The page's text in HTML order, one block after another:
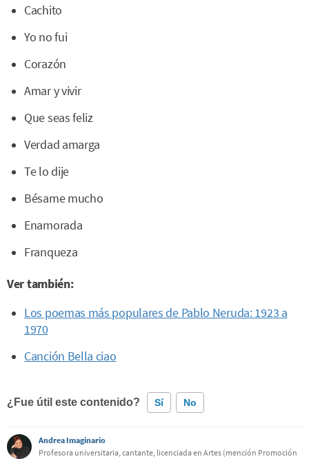
Cachito
Yo no fui
Corazón
Amar y vivir
Que seas feliz
Verdad amarga
Te lo dije
Bésame mucho
Enamorada
Franqueza
Ver también:
Los poemas más populares de Pablo Neruda: 1923 a
1970
Canción Bella ciao
¿Fue útil este contenido? Sí No
Este contenido contiene información incorrecta
Andrea Imaginario
Profesora universitaria, cantante, licenciada en Artes (mención Promoción